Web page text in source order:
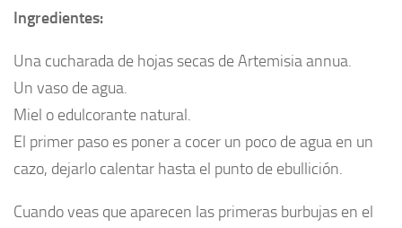
Ingredientes:
Una cucharada de hojas secas de Artemisia annua.
Un vaso de agua.
Miel o edulcorante natural.
El primer paso es poner a cocer un poco de agua en un
cazo, dejarlo calentar hasta el punto de ebullición.
Cuando veas que aparecen las primeras burbujas en el